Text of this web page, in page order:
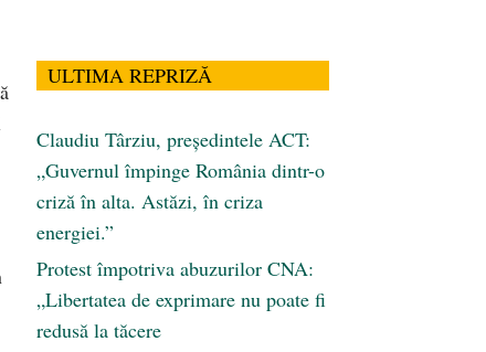
ULTIMA REPRIZĂ
Claudiu Târziu, președintele ACT:
„Guvernul împinge România dintr-o
criză în alta. Astăzi, în criza
energiei.”
Protest împotriva abuzurilor CNA:
„Libertatea de exprimare nu poate fi
redusă la tăcere